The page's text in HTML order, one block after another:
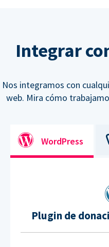
Integrar
Nos integramos con
web. Mira cómo
WordPress
Plugin de